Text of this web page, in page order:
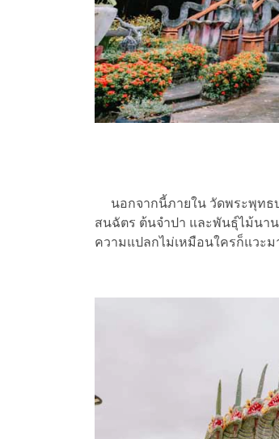
นอกจากนี้ภายใน วัดพระพุทธ
สนฉัตร ต้นจำปา และพันธุ์ไม้นา
ความแปลกไม่เหมือนใครก็แวะ